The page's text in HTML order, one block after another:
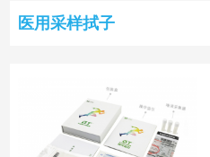
医用采样拭子